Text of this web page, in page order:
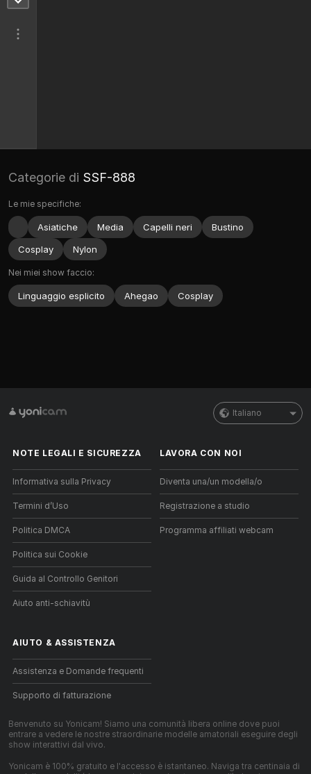
Categorie di SSF-888
Le mie specifiche:
Asiatiche Media Capelli neri
Bustino
Cosplay
Nylon
Nei miei show faccio:
Linguaggio esplicito Ahegao Cosplay
Italiano
NOTE LEGALI E SICUREZZA
Informativa sulla Privacy
Termini d’Uso
Politica DMCA
Politica sui Cookie
Guida al Controllo Genitori
Aiuto anti-schiavitù
LAVORA CON NOI
Diventa una/un modella/o
Registrazione a studio
Programma affiliati webcam
AIUTO & ASSISTENZA
Assistenza e Domande frequenti
Supporto di fatturazione
Benvenuto su Yonicam! Siamo una comunità libera online dove puoi
entrare a vedere le nostre straordinarie modelle amatoriali eseguire degli
show interattivi dal vivo.
Yonicam è 100% gratuito e l'accesso è istantaneo. Naviga tra centinaia di